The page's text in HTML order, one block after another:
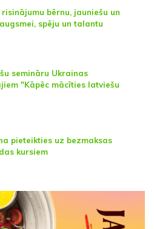
bērnu, jauniešu un
spēju un talantu
semināru Ukrainas
"Kāpēc mācīties latviešu
pieteikties uz bezmaksas
kursiem